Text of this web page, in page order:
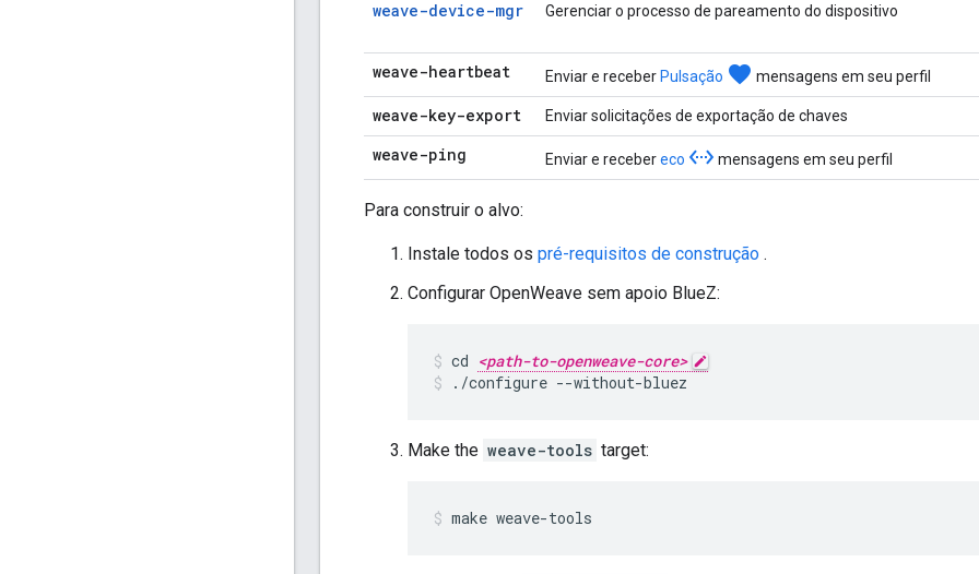
weave-device-mgr Gerenciar o processo de pareamento do dispositivo
weave-heartbeat Enviar e receber Pulsação favorite mensagens em seu perfil
weave-key-export Enviar solicitações de exportação de chaves
weave-ping Enviar e recebereco settings_ethernet mensagens em seu perfil
Para construir o alvo:
Instale todos os pré-requisitos de construção .
Configurar OpenWeave sem apoio BlueZ:
cd <path-to-openweave-core>
./configure --without-bluez
Make the weave-tools target:
make weave-tools